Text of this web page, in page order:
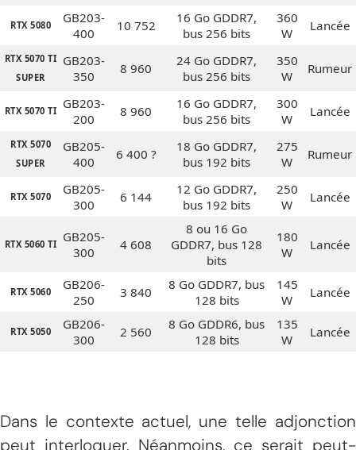
RTX 5080
GB203-
400
10 752
16 Go GDDR7,
bus 256 bits
360
W
Lancée
RTX 5070 TI
SUPER
GB203-
350
8 960
24 Go GDDR7,
bus 256 bits
350
W
Rumeur
RTX 5070 TI GB203-
200
8 960
16 Go GDDR7,
bus 256 bits
300
W
Lancée
RTX 5070
SUPER
GB205-
400
6 400 ?
18 Go GDDR7,
bus 192 bits
275
W
Rumeur
RTX 5070
GB205-
300
6 144
12 Go GDDR7,
bus 192 bits
250
W
Lancée
RTX 5060 TI GB205-
300
4 608
8 ou 16 Go
GDDR7, bus 128
bits
180
W
Lancée
RTX 5060
GB206-
250
3 840
8 Go GDDR7, bus
128 bits
145
W
Lancée
RTX 5050
GB206-
300
2 560
8 Go GDDR6, bus
128 bits
135
W
Lancée
Dans le contexte actuel, une telle adjonction
peut interloquer. Néanmoins, ce serait peut-